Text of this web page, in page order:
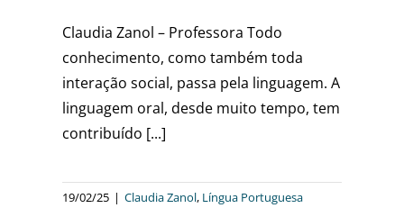
Claudia Zanol – Professora Todo
conhecimento, como também toda
interação social, passa pela linguagem. A
linguagem oral, desde muito tempo, tem
contribuído [...]
19/02/25 | Claudia Zanol, Língua Portuguesa